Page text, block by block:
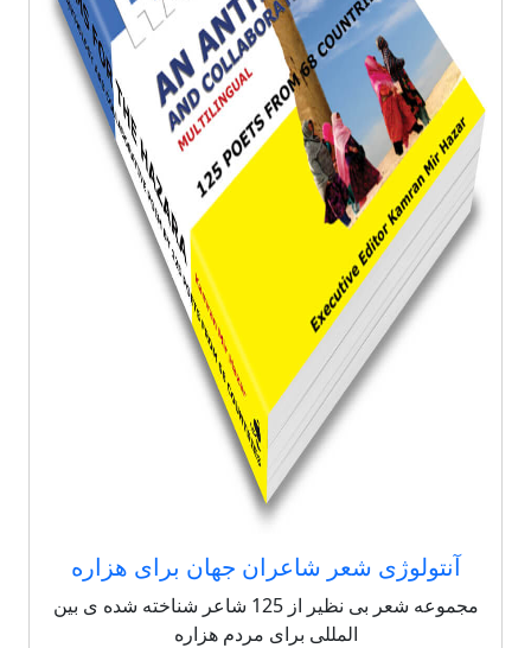
آنتولوژی شعر شاعران جهان برای هزاره
مجموعه شعر بی نظیر از 125 شاعر شناخته شده ی بین
المللی برای مردم هزاره